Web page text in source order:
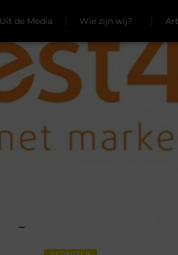
Uit de Media Wie zijn wij?